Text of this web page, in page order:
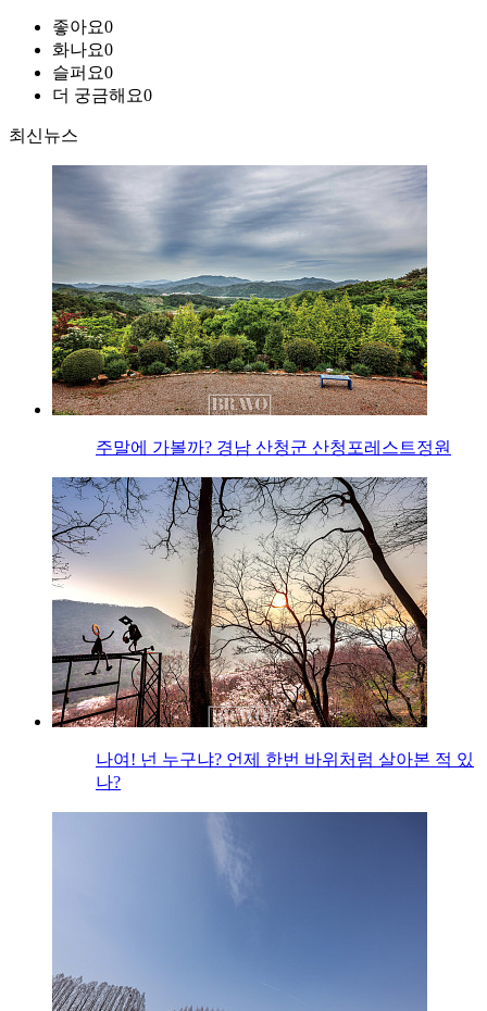
좋아요0
화나요0
슬퍼요0
더 궁금해요0
최신뉴스
주말에 가볼까? 경남 산청군 산청포레스트정원
나여! 넌 누구냐? 언제 한번 바위처럼 살아본 적 있
나?